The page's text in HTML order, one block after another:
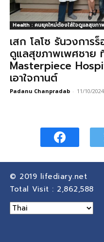
Health : คนยุคใหม่ต้องใส่ใจดูแลสุขภา
เสก โลโซ รันวงการ
ดูแลสุขภาพเพศชาย
Masterpiece
เอาใจกานต์
Padanu Chanpradab - 11/10/2024
© 2019 lifediary.net
Total Visit : 2,862,588